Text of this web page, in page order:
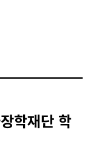
학재단 학